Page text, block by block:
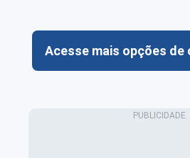
Acesse mais opções de